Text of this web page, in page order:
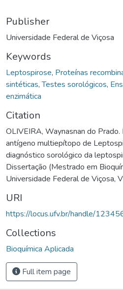
Publisher
Universidade Federal de Viçosa
Keywords
Leptospirose, Proteínas
sintéticas,Testes sorológicos,
enzimática
Citation
OLIVEIRA, Waynasnan do
antígeno multiepítopo de
diagnóstico sorológico da
Dissertação (Mestrado em
Universidade Federal de Viçosa,
URI
https://locus.ufv.br/handle/
Collections
Bioquímica Aplicada
Full item page